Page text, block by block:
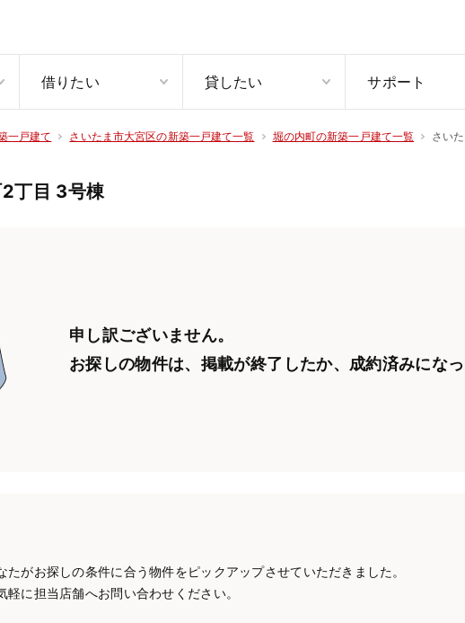
借りたい 貸したい サポート
一戸建て さいたま市大宮区の新築一戸建て一覧 堀の内町の新築一戸建て一覧 さい
丁目 3号棟
申し訳ございません。
お探しの物件は、掲載が終了したか、 成約済みにな
たがお探しの条件に合う物件をピックアップさせていただきました。
軽に担当店舗へお問い合わせください。